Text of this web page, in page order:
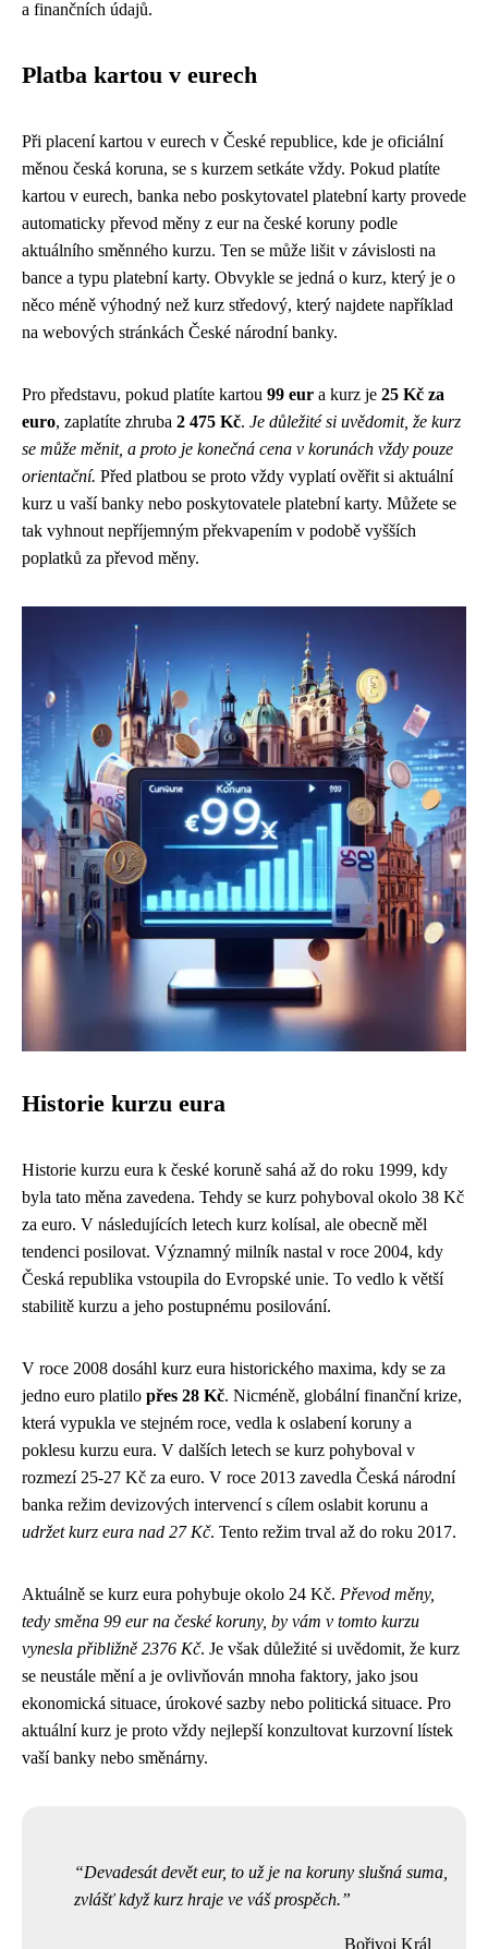
a finančních údajů.
Platba kartou v eurech
Při placení kartou v eurech v České republice, kde je oficiální
měnou česká koruna, se s kurzem setkáte vždy. Pokud platíte
kartou v eurech, banka nebo poskytovatel platební karty provede
automaticky převod měny z eur na české koruny podle
aktuálního směnného kurzu. Ten se může lišit v závislosti na
bance a typu platební karty. Obvykle se jedná o kurz, který je o
něco méně výhodný než kurz středový, který najdete například
na webových stránkách České národní banky.
Pro představu, pokud platíte kartou 99 eur a kurz je 25 Kč za
euro, zaplatíte zhruba 2 475 Kč. Je důležité si uvědomit, že kurz
se může měnit, a proto je konečná cena v korunách vždy pouze
orientační. Před platbou se proto vždy vyplatí ověřit si aktuální
kurz u vaší banky nebo poskytovatele platební karty. Můžete se
tak vyhnout nepříjemným překvapením v podobě vyšších
poplatků za převod měny.
Historie kurzu eura
Historie kurzu eura k české koruně sahá až do roku 1999, kdy
byla tato měna zavedena. Tehdy se kurz pohyboval okolo 38 Kč
za euro. V následujících letech kurz kolísal, ale obecně měl
tendenci posilovat. Významný milník nastal v roce 2004, kdy
Česká republika vstoupila do Evropské unie. To vedlo k větší
stabilitě kurzu a jeho postupnému posilování.
V roce 2008 dosáhl kurz eura historického maxima, kdy se za
jedno euro platilo přes 28 Kč. Nicméně, globální finanční krize,
která vypukla ve stejném roce, vedla k oslabení koruny a
poklesu kurzu eura. V dalších letech se kurz pohyboval v
rozmezí 25-27 Kč za euro. V roce 2013 zavedla Česká národní
banka režim devizových intervencí s cílem oslabit korunu a
udržet kurz eura nad 27 Kč. Tento režim trval až do roku 2017.
Aktuálně se kurz eura pohybuje okolo 24 Kč. Převod měny,
tedy směna 99 eur na české koruny, by vám v tomto kurzu
vynesla přibližně 2376 Kč. Je však důležité si uvědomit, že kurz
se neustále mění a je ovlivňován mnoha faktory, jako jsou
ekonomická situace, úrokové sazby nebo politická situace. Pro
aktuální kurz je proto vždy nejlepší konzultovat kurzovní lístek
vaší banky nebo směnárny.
Devadesát devět eur, to už je na koruny slušná suma,
zvlášť když kurz hraje ve váš prospěch.
Bořivoj Král